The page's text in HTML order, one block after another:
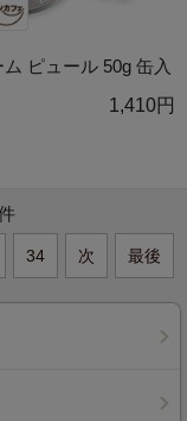
ム ピュール 50g 缶入
1,410円
34 次 最後